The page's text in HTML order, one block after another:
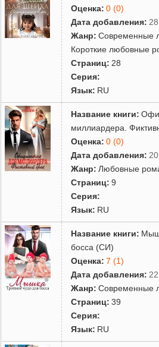
Оценка: 0 (0)
Дата добавления:
Жанр: Современные
Короткие любовные
Страниц: 28
Серия:
Язык: RU
Название книги:
миллиардера.
Оценка: 0 (0)
Дата добавления:
Жанр: Любовные
Страниц: 9
Серия:
Язык: RU
Название книги:
босса (СИ)
Оценка: 7 (1)
Дата добавления:
Жанр: Современные
Страниц: 39
Серия:
Язык: RU